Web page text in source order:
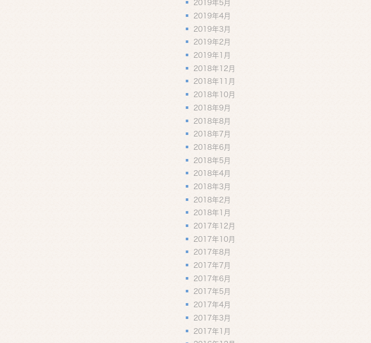
2019年5月
2019年4月
2019年3月
2019年2月
2019年1月
2018年12月
2018年11月
2018年10月
2018年9月
2018年8月
2018年7月
2018年6月
2018年5月
2018年4月
2018年3月
2018年2月
2018年1月
2017年12月
2017年10月
2017年8月
2017年7月
2017年6月
2017年5月
2017年4月
2017年3月
2017年1月